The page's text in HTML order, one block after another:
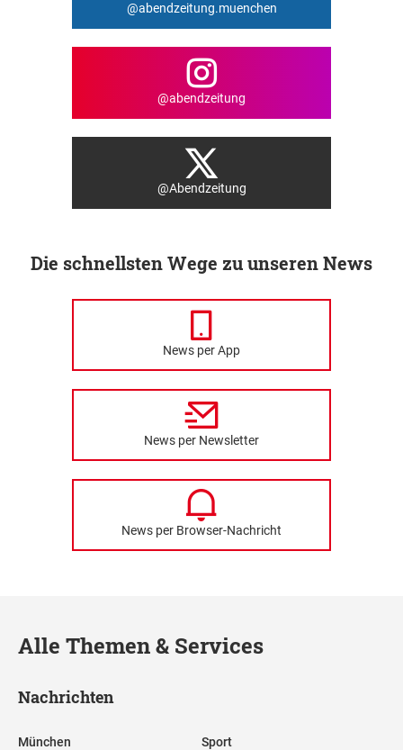
@abendzeitung.muenchen
@abendzeitung
@Abendzeitung
Die schnellsten Wege zu unseren News
News per App
News per Newsletter
News per Browser-Nachricht
Alle Themen & Services
Nachrichten
München Sport